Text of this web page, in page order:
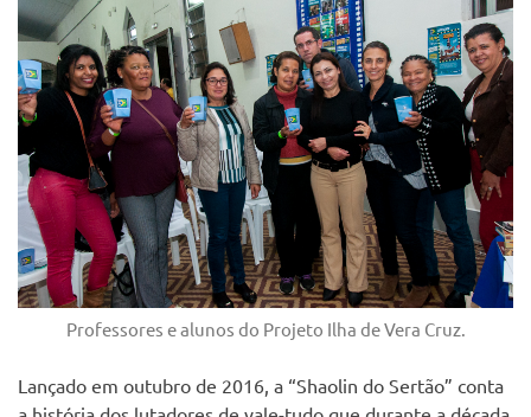
Professores e alunos do Projeto Ilha de Vera Cruz.
Lançado em outubro de 2016, a “Shaolin do Sertão” conta